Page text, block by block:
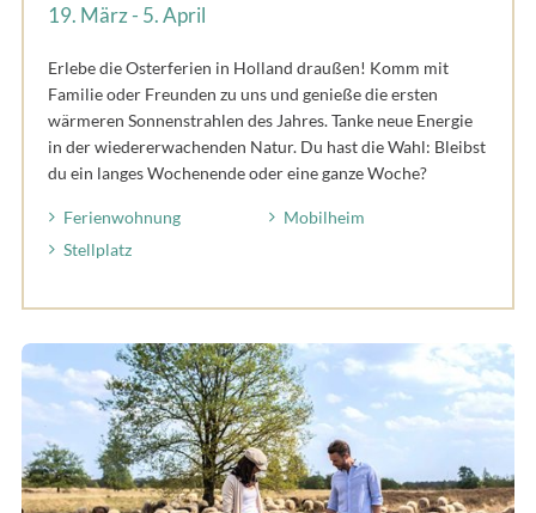
19. März - 5. April
Erlebe die Osterferien in Holland draußen! Komm mit
Familie oder Freunden zu uns und genieße die ersten
wärmeren Sonnenstrahlen des Jahres. Tanke neue Energie
in der wiedererwachenden Natur. Du hast die Wahl: Bleibst
du ein langes Wochenende oder eine ganze Woche?
Ferienwohnung
Mobilheim
Stellplatz